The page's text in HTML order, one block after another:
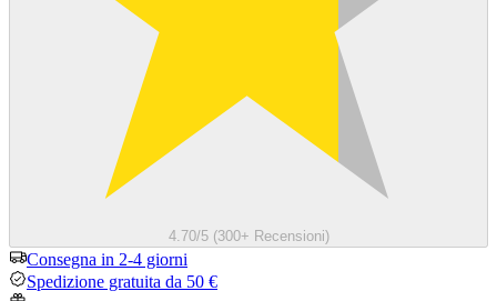
4.70/5 (300+ Recensioni)
Consegna in 2-4 giorni
Spedizione gratuita da 50 €